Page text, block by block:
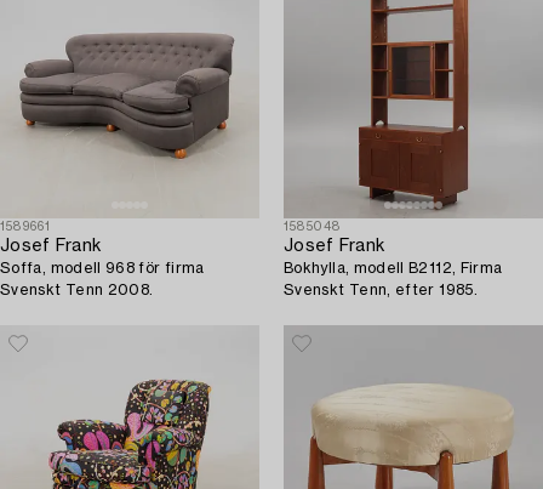
1589661
Josef Frank
Soffa, modell 968 för firma
Svenskt Tenn 2008.
1585048
Josef Frank
Bokhylla, modell B2112, Firma
Svenskt Tenn, efter 1985.